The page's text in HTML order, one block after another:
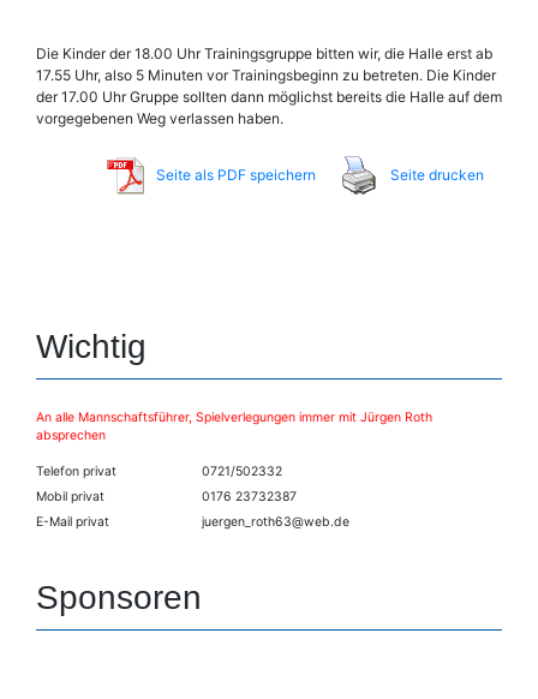
Die Kinder der 18.00 Uhr Trainingsgruppe bitten wir, die Halle erst ab
17.55 Uhr, also 5 Minuten vor Trainingsbeginn zu betreten. Die Kinder
der 17.00 Uhr Gruppe sollten dann möglichst bereits die Halle auf dem
vorgegebenen Weg verlassen haben.
Seite als PDF speichern Seite drucken
Wichtig
An alle Mannschaftsführer, Spielverlegungen immer mit Jürgen Roth
absprechen
Telefon privat
0721/502332
Mobil privat
0176 23732387
E-Mail privat
juergen_roth63@web.de
Sponsoren